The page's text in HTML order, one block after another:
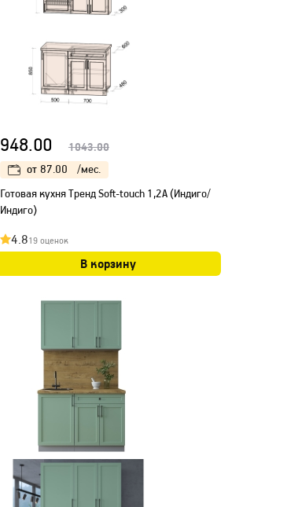
948.00 1043.00
от 87.00
/мес.
Готовая кухня Тренд Soft-touch 1,2А (Индиго/
Индиго)
4.819 оценок
В корзину